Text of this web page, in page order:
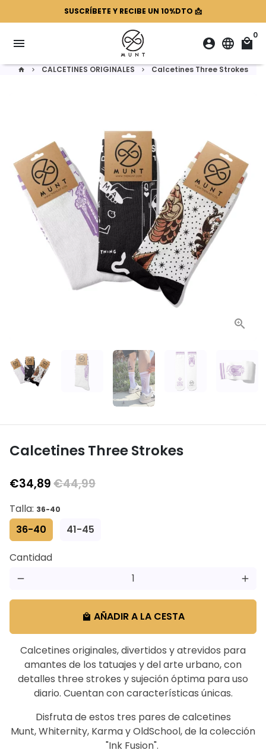
directamente
contenido
SUSCRÍBETE Y RECIBE UN 10%DTO 📩
menu account_circle language local_mall
0
home keyboard_arrow_right CALCETINES ORIGINALES keyboard_arrow_right Calcetines Three Strokes
Calcetines Three Strokes
€34,89€44,99
Talla: 36-40
36-40 41-45
Cantidad
remove add
AÑADIR A LA CESTA
Calcetines originales, divertidos y atrevidos para
amantes de los tatuajes y del arte urbano, con
detalles three strokes y sujeción óptima para uso
diario. Cuentan con características únicas.
Disfruta de estos tres pares de calcetines
Munt, Whiternity, Karma y OldSchool, de la colección
"Ink Fusion".